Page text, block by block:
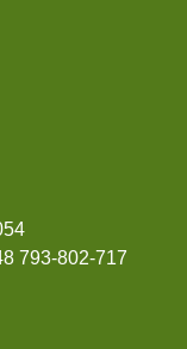
793-802-717